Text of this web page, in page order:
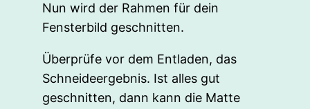
Nun wird der Rahmen für dein
Fensterbild geschnitten.
Überprüfe vor dem Entladen, das
Schneideergebnis. Ist alles gut
geschnitten, dann kann die Matte